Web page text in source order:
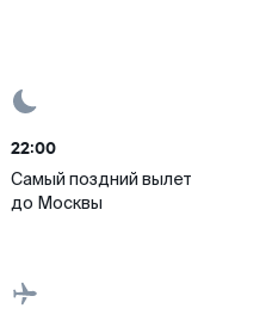
22:00
Самый поздний вылет
до Москвы